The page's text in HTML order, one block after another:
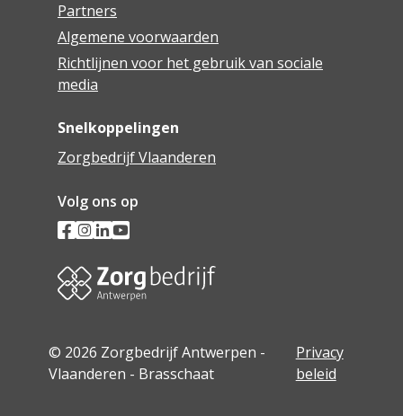
Partners
Algemene voorwaarden
Richtlijnen voor het gebruik van sociale
media
Snelkoppelingen
Zorgbedrijf Vlaanderen
Volg ons op
© 2026 Zorgbedrijf Antwerpen -
Vlaanderen - Brasschaat
Privacy
beleid